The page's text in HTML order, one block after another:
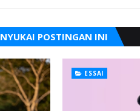
POSTINGAN INI
ESSAI